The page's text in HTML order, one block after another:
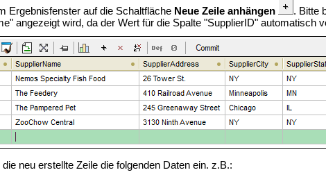
Ergebnisfenster auf die Schaltfläche Neue Zeile anhängen . Bitte
angezeigt wird, da der Wert für die Spalte "SupplierID"automatisch
neu erstellte Zeile die folgenden Daten ein. z.B.: